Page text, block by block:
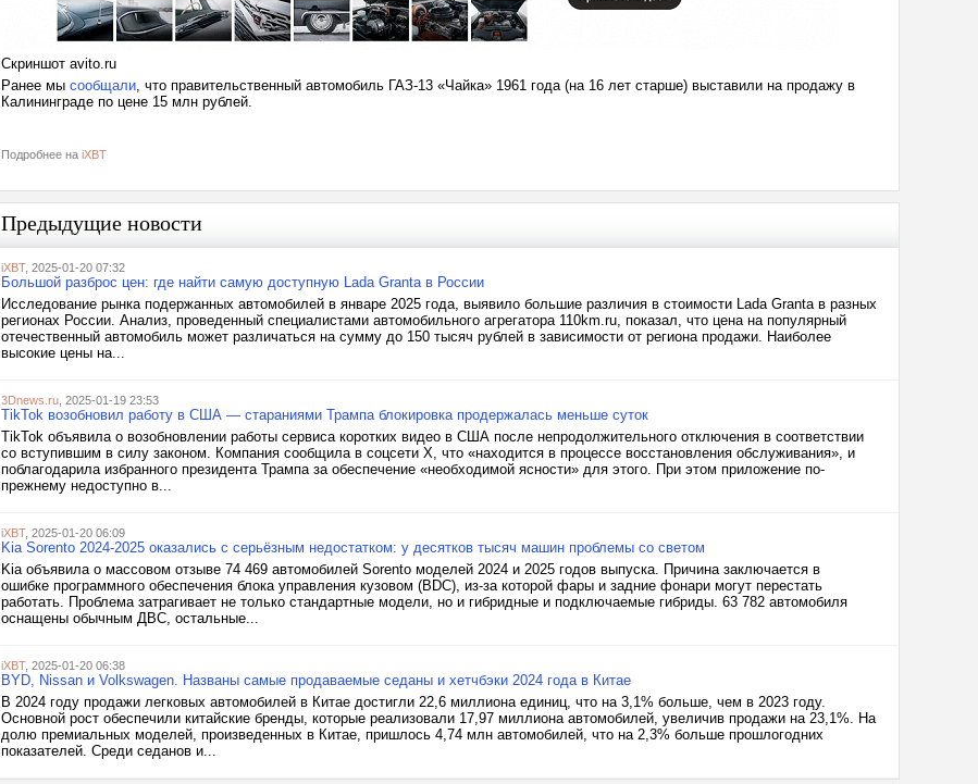
Скриншот avito.ru
Ранее мы сообщали, что правительственный автомобиль ГАЗ-13 «Чайка» 1961 года (на 16 лет старше) выставили на продажу в
Калининграде по цене 15 млн рублей.
Подробнее на iXBT
Предыдущие новости
iXBT, 2025-01-20 07:32
Большой разброс цен: где найти самую доступную Lada Granta в России
Исследование рынка подержанных автомобилей в январе 2025 года, выявило большие различия в стоимости Lada Granta в разных
регионах России. Анализ, проведенный специалистами автомобильного агрегатора 110km.ru, показал, что цена на популярный
отечественный автомобиль может различаться на сумму до 150 тысяч рублей в зависимости от региона продажи. Наиболее
высокие цены на...
3Dnews.ru , 2025-01-19 23:53
TikTok возобновил работу в США — стараниями Трампа блокировка продержалась меньше суток
TikTok объявила о возобновлении работы сервиса коротких видео в США после непродолжительного отключения в соответствии
со вступившим в силу законом. Компания сообщила в соцсети X, что «находится в процессе восстановления обслуживания», и
поблагодарила избранного президента Трампа за обеспечение «необходимой ясности» для этого. При этом приложение по-
прежнему недоступно в...
iXBT, 2025-01-20 06:09
Kia Sorento 2024-2025 оказались с серьёзным недостатком: у десятков тысяч машин проблемы со светом
Kia объявила о массовом отзыве 74 469 автомобилей Sorento моделей 2024 и 2025 годов выпуска. Причина заключается в
ошибке программного обеспечения блока управления кузовом (BDC), из-за которой фары и задние фонари могут перестать
работать. Проблема затрагивает не только стандартные модели, но и гибридные и подключаемые гибриды. 63 782 автомобиля
оснащены обычным ДВС, остальные...
iXBT, 2025-01-20 06:38
BYD, Nissan и Volkswagen. Названы самые продаваемые седаны и хетчбэки 2024 года в Китае
В 2024 году продажи легковых автомобилей в Китае достигли 22,6 миллиона единиц, что на 3,1% больше, чем в 2023 году.
Основной рост обеспечили китайские бренды, которые реализовали 17,97 миллиона автомобилей, увеличив продажи на 23,1%. На
долю премиальных моделей, произведенных в Китае, пришлось 4,74 млн автомобилей, что на 2,3% больше прошлогодних
показателей. Среди седанов и...